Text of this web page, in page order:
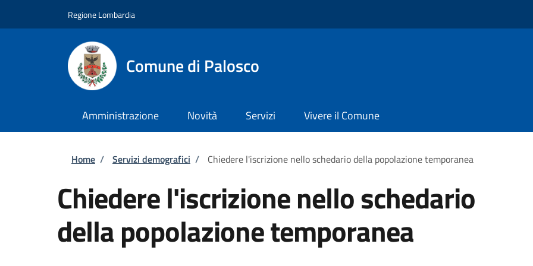
Regione Lombardia
Comune di Palosco
Amministrazione Novità Servizi Vivere il Comune
Briciole di pane
Home / Servizi demografici / Chiedere l'iscrizione nello schedario della popolazione temporanea
Chiedere l'iscrizione nello schedario
della popolazione temporanea